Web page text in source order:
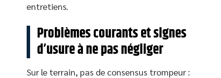
entretiens.
Problèmes courants et signes
d’usure à ne pas négliger
Sur le terrain, pas de consensus trompeur :